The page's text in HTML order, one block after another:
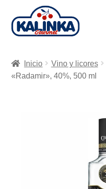
Ir
a
Ir
al
Tienda en línea
Inicio Vino y licores
«Radamir», 40%, 500 ml